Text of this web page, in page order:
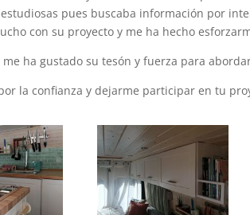
pues buscaba información por
con su proyecto y me ha hecho
ha gustado su tesón y fuerza para
la confianza y dejarme participar en tu